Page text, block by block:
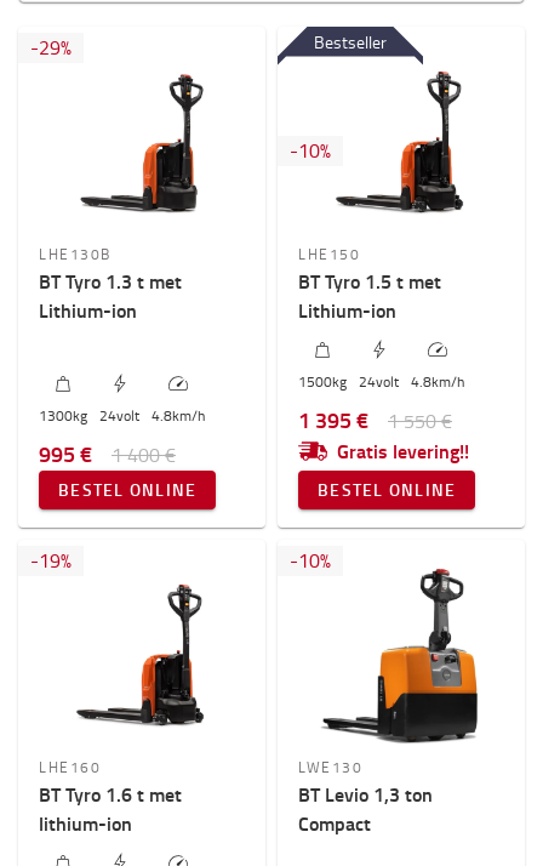
2500kg
300mm
12000€
-29%
LHE130B
BT Tyro 1.3 t met
Lithium-ion
1300kg 24volt 4.8km/h
995 € 1 400 €
BESTEL ONLINE
Bestseller
-10%
LHE150
BT Tyro 1.5 t met
Lithium-ion
1500kg 24volt 4.8km/h
1 395 € 1 550 €
Gratis levering!!
BESTEL ONLINE
-19%
LHE160
BT Tyro 1.6 t met
lithium-ion
-10%
LWE130
BT Levio 1,3 ton
Compact